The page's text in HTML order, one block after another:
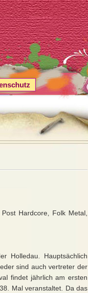
Hardcore, Folk Metal,
Holledau. Hauptsächlich
sind auch vertreter der
findet jährlich am ersten
Mal veranstaltet. Da das